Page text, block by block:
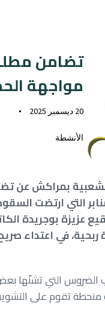
تضامن
مواجهة
20 ديسمبر 2025
الأنشطة
بمراكش عن
التي ارتضت
عزيزة بوجريدة
في اعتداء
الضروس التي تشنّها
تقوم على